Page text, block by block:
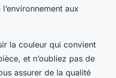
aux
la couleur qui convient
et n’oubliez pas de
assurer de la qualité